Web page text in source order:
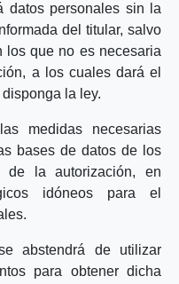
datos personales sin la
del titular, salvo
los que no es necesaria
a los cuales dará el
la ley.
medidas necesarias
bases de datos de los
de la autorización, en
idóneos para el
abstendrá de utilizar
para obtener dicha